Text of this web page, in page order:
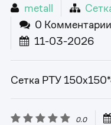
metall
0 Комментарии
11-03-2026
Сетка РТУ
0.0